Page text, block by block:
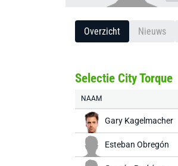
Overzicht Nieuws
Selectie City Torque
NAAM
Gary Kagelmacher
Esteban Obregón